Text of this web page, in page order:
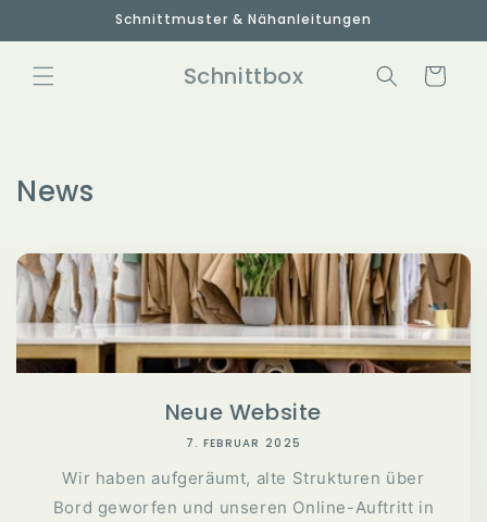
Inhalt
Schnittmuster & Nähanleitungen
Schnittbox Warenkorb
News
Neue Website
7. FEBRUAR 2025
Wir haben aufgeräumt, alte Strukturen über
Bord geworfen und unseren Online-Auftritt in